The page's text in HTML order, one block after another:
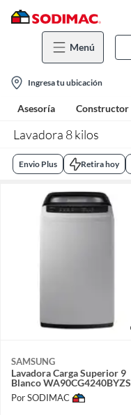
Menú
location-
icon
Ingresa tu ubicación
Asesoría Constructor
Lavadora 8 kilos
Envio Plus Retira hoy
SAMSUNG
Lavadora Carga Superior 9
Blanco WA90CG4240BYZS
Por SODIMAC